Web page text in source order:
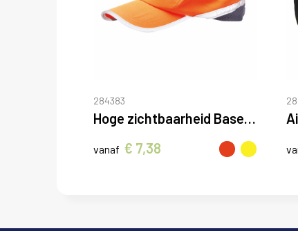
284383
Hoge zichtbaarheid Baseball Cap
vanaf € 7,38